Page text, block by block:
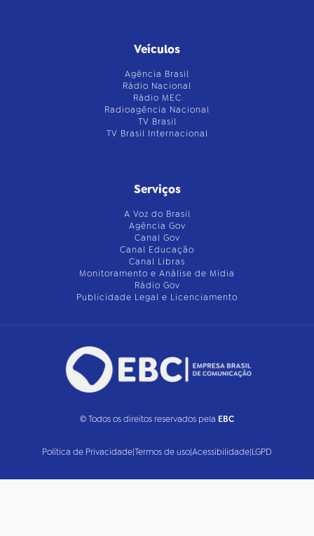
Veículos
Agência Brasil
Rádio Nacional
Rádio MEC
Radioagência Nacional
TV Brasil
TV Brasil Internacional
Serviços
A Voz do Brasil
Agência Gov
Canal Gov
Canal Educação
Canal Libras
Monitoramento e Análise de Mídia
Rádio Gov
Publicidade Legal e Licenciamento
© Todos os direitos reservados pela EBC
Política de Privacidade|Termos de uso|Acessibilidade|LGPD